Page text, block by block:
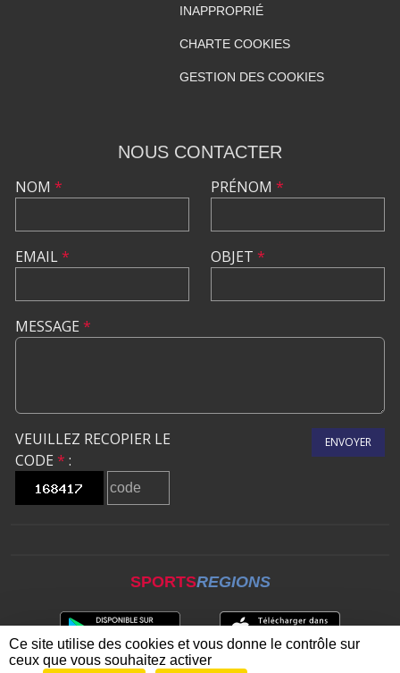
INAPPROPRIÉ
CHARTE COOKIES
GESTION DES COOKIES
NOUS CONTACTER
NOM *
EMAIL*
PRÉNOM *
OBJET *
MESSAGE *
VEUILLEZ RECOPIER LE
CODE * :
ENVOYER
SPORTSREGIONS
Ce site utilise des cookies et vous donne le contrôle sur
ceux que vous souhaitez activer